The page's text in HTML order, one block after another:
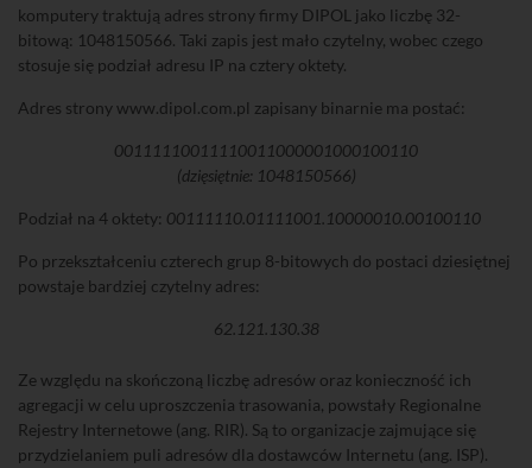
komputery traktują adres strony firmy DIPOL jako liczbę 32-
bitową: 1048150566. Taki zapis jest mało czytelny, wobec czego
stosuje się podział adresu IP na cztery oktety.
Adres strony www.dipol.com.pl zapisany binarnie ma postać:
00111110011110011000001000100110
(dzięsiętnie: 1048150566)
Podział na 4 oktety: 00111110.01111001.10000010.00100110
Po przekształceniu czterech grup 8-bitowych do postaci dziesiętnej
powstaje bardziej czytelny adres:
62.121.130.38
Ze względu na skończoną liczbę adresów oraz konieczność ich
agregacji w celu uproszczenia trasowania, powstały Regionalne
Rejestry Internetowe (ang. RIR). Są to organizacje zajmujące się
przydzielaniem puli adresów dla dostawców Internetu (ang. ISP).